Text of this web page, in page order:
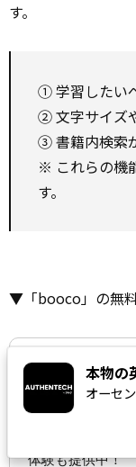
す。
① 学習したい
② 文字サイズ
③ 書籍内検索
※ これらの機
す。
▼「booco」の無
本物の
オーセ